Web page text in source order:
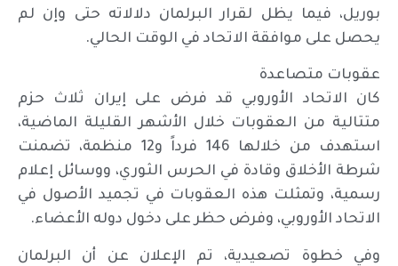
بوريل، فيما يظل لقرار البرلمان دلالاته حتى وإن لم
يحصل على موافقة الاتحاد في الوقت الحالي.
عقوبات متصاعدة
كان الاتحاد الأوروبي قد فرض على إيران ثلاث حزم
متتالية من العقوبات خلال الأشهر القليلة الماضية،
استهدف من خلالها 146 فرداً و12 منظمة، تضمنت
شرطة الأخلاق وقادة في الحرس الثوري، ووسائل إعلام
رسمية، وتمثلت هذه العقوبات في تجميد الأصول في
الاتحاد الأوروبي، وفرض حظر على دخول دوله الأعضاء.
وفي خطوة تصعيدية، تم الإعلان عن أن البرلمان